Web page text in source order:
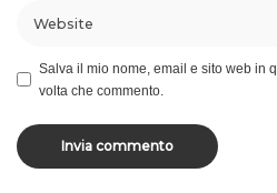
Salva il mio nome, email e sito web in
volta che commento.